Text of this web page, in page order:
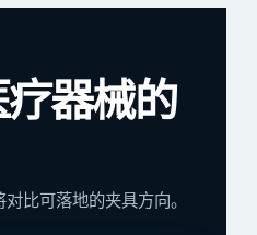
器械的
比可落地的夹具方向。